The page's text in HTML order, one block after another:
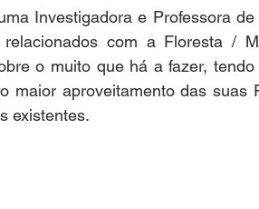
Investigadora e Professora
com a Floresta /
o muito que há a fazer,
maior aproveitamento das suas
existentes.